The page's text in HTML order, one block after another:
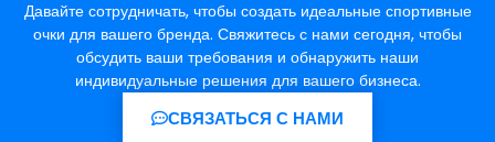
Давайте сотрудничать, чтобы создать идеальные спортивные
очки для вашего бренда. Свяжитесь с нами сегодня, чтобы
обсудить ваши требования и обнаружить наши
индивидуальные решения для вашего бизнеса.
СВЯЗАТЬСЯ С НАМИ